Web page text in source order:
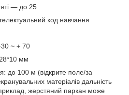
— до 25
код навчання
~ + 70
мм
до 100 м (відкрите поле/за
матеріалів дальність
жерстяний паркан може